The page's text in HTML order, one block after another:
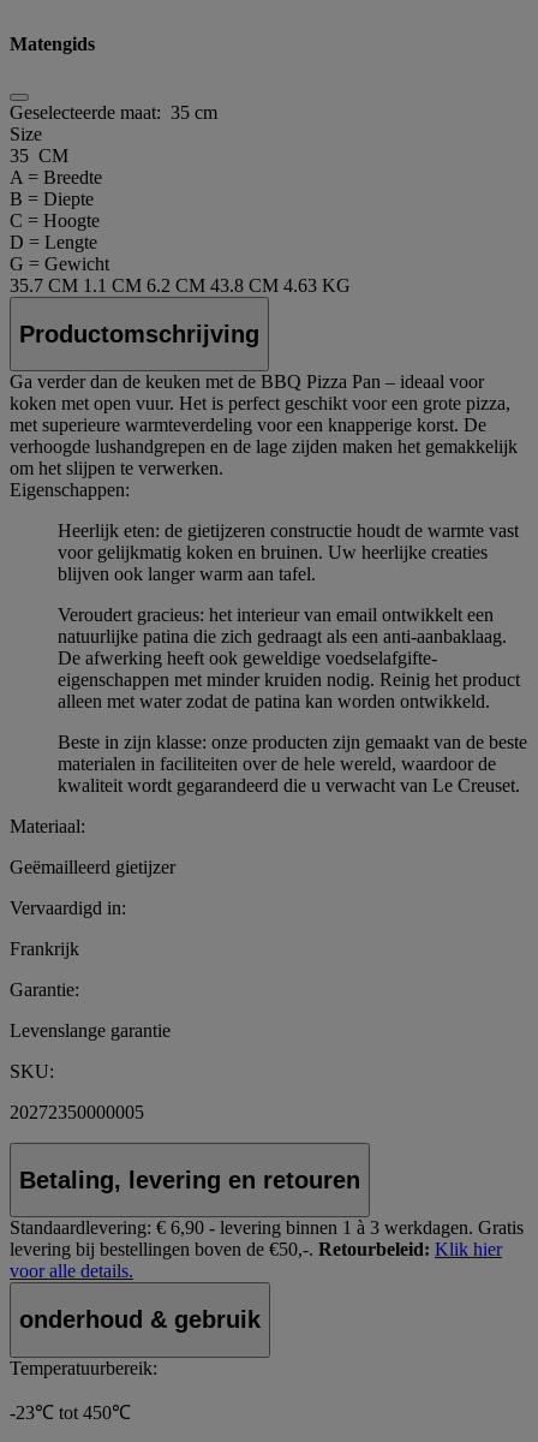
Matengids
Geselecteerde maat: 35 cm
Size
35 CM
A = Breedte
B = Diepte
C = Hoogte
D = Lengte
G = Gewicht
35.7 CM 1.1 CM 6.2 CM 43.8 CM 4.63 KG
Productomschrijving
Ga verder dan de keuken met de BBQ Pizza Pan – ideaal voor
koken met open vuur. Het is perfect geschikt voor een grote pizza,
met superieure warmteverdeling voor een knapperige korst. De
verhoogde lushandgrepen en de lage zijden maken het gemakkelijk
om het slijpen te verwerken.
Eigenschappen:
Heerlijk eten: de gietijzeren constructie houdt de warmte vast
voor gelijkmatig koken en bruinen. Uw heerlijke creaties
blijven ook langer warm aan tafel.
Veroudert gracieus: het interieur van email ontwikkelt een
natuurlijke patina die zich gedraagt als een anti-aanbaklaag.
De afwerking heeft ook geweldige voedselafgifte-
eigenschappen met minder kruiden nodig. Reinig het product
alleen met water zodat de patina kan worden ontwikkeld.
Beste in zijn klasse: onze producten zijn gemaakt van de beste
materialen in faciliteiten over de hele wereld, waardoor de
kwaliteit wordt gegarandeerd die u verwacht van Le Creuset.
Materiaal:
Geëmailleerd gietijzer
Vervaardigd in:
Frankrijk
Garantie:
Levenslange garantie
SKU:
20272350000005
Betaling, levering en retouren
Standaardlevering: € 6,90 - levering binnen 1 à 3 werkdagen. Gratis
levering bij bestellingen boven de €50,-. Retourbeleid: Klik hier
voor alle details.
onderhoud & gebruik
Temperatuurbereik:
-23℃ tot 450℃